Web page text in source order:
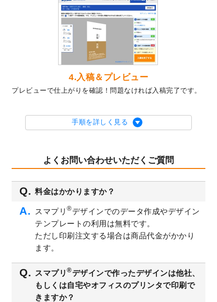
テンプレートを公開いたしました。
2024年辰年の年賀ポスターデザインテンプ
レート
を公開いたしました。
箔押し年賀状のデザインテンプレート
開いたしました。
クリアファイル、封筒、うちわにてオリジ
ナルデザインで作成できるようになりまし
た！
を公開いたしました。
2023/9/1
2024年版1月始まりのカレンダーデザイン
オリジナルサイズ、変型サイズで作成でき
るようになりました！
2023/8/18
チケットのデザインテンプレートを追加し
ました。
2023/8/7
【新商品】チケット
が作成できるようにな
りました！
美容・エステのチラシデザインテンプレー
トを追加しました。
いたしました。
2023/6/12
うちわのデザインテンプレート
を公開いた
しました。
4.入稿＆プレビュー
プレビューで仕上がりを確認！問題なければ入稿完了です。
手順を詳しく見る
よくお問い合わせいただくご質問
料金はかかりますか？
スマプリ ®デザインでのデータ作成やデザイン
テンプレートの利用は無料です。
ただし印刷注文する場合は商品代金がかかり
ます。
スマプリ ®デザインで作ったデザインは他社、
もしくは自宅やオフィスのプリンタで印刷で
きますか？